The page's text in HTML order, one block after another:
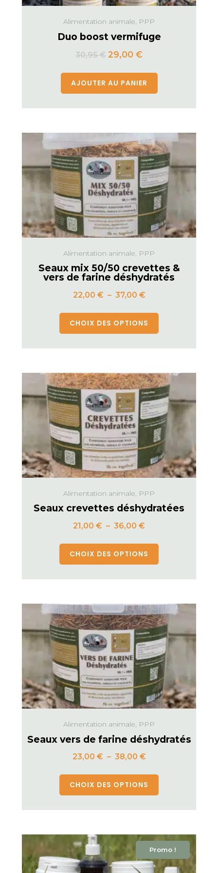
Alimentation animale, PPP
Duo boost vermifuge
30,95€ 29,00 €
AJOUTER AU PANIER
Alimentation animale, PPP
Seaux mix 50/50 crevettes &
vers de farine déshydratés
22,00 € – 37,00 €
CHOIX DES OPTIONS
Alimentation animale, PPP
Seaux crevettes déshydratées
21,00 € – 36,00 €
CHOIX DES OPTIONS
Alimentation animale, PPP
Seaux vers de farine déshydratés
23,00 € – 38,00 €
CHOIX DES OPTIONS
Promo !